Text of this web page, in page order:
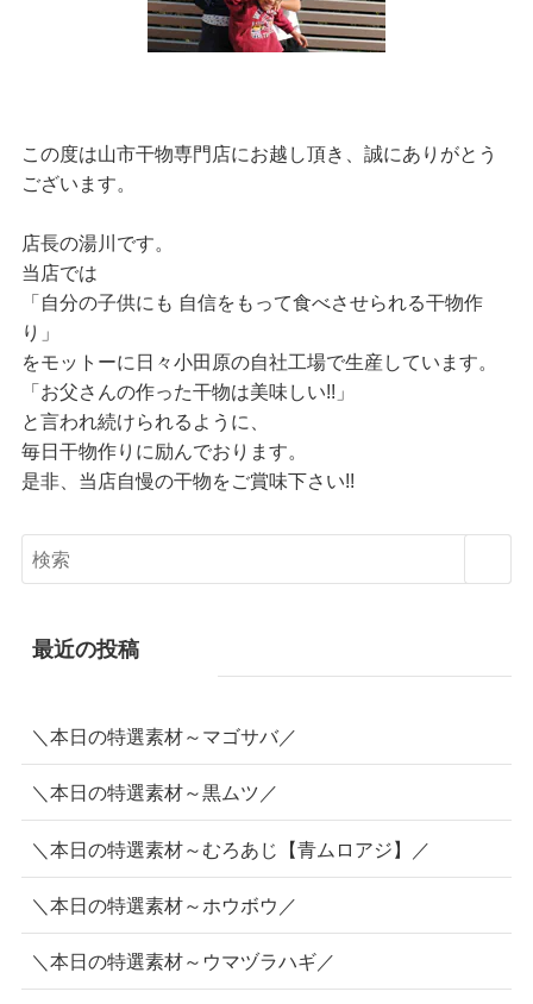
この度は山市干物専門店にお越し頂き、誠にありがとう
ございます。
店長の湯川です。
当店では
「自分の子供にも 自信をもって食べさせられる干物作
り」
をモットーに日々小田原の自社工場で生産しています。
「お父さんの作った干物は美味しい!!」
と言われ続けられるように、
毎日干物作りに励んでおります。
是非、当店自慢の干物をご賞味下さい!!
最近の投稿
＼本日の特選素材～マゴサバ／
＼本日の特選素材～黒ムツ／
＼本日の特選素材～むろあじ【青ムロアジ】／
＼本日の特選素材～ホウボウ／
＼本日の特選素材～ウマヅラハギ／